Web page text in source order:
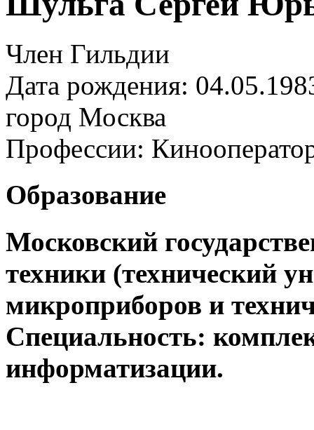
Член Гильдии
Дата рождения:
город Москва
Профессии:
Образование
Московский
техники (технический
микроприборов и
Специальность:
информатизации.